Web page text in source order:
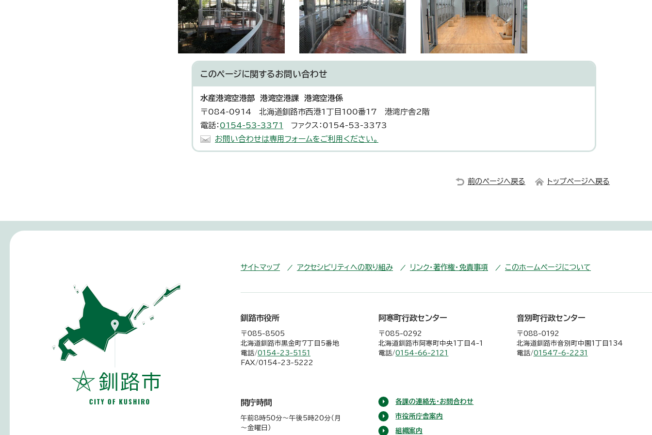
このページに関するお問い合わせ
水産港湾空港部 港湾空港課 港湾空港係
〒084-0914 北海道釧路市西港1丁目100番17 港湾庁舎2階
電話： 0154-53-3371
ファクス：0154-53-3373
お問い合わせは専用フォームをご利用ください。
前のページへ戻る トップページへ戻る
サイトマップ アクセシビリティへの取り組み リンク・著作権・免責事項 このホームページについて
釧路市役所
〒085-8505
北海道釧路市黒金町7丁目5番地
電話/0154-23-5151
FAX/0154-23-5222
阿寒町行政センター
〒085-0292
北海道釧路市阿寒町中央1丁目4-1
電話/0154-66-2121
音別町行政センター
〒088-0192
北海道釧路市音別町中園1丁目134
電話/01547-6-2231
開庁時間
午前8時50分～午後5時20分（月
～金曜日）
各課の連絡先・お問合わせ
市役所庁舎案内
組織案内